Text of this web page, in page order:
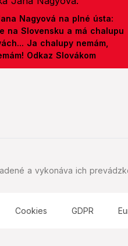
Nagyová na plné ústa:
na Slovensku a má chalupu
Ja chalupy nemám,
Odkaz Slovákom
a vykonáva ich
Cookies GDPR